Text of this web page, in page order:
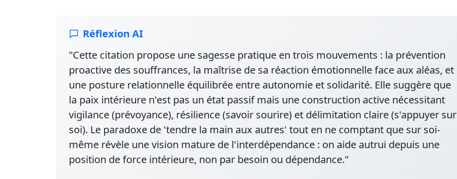
Réflexion AI
"Cette citation propose une sagesse pratique en trois mouvements : la prévention
proactive des souffrances, la maîtrise de sa réaction émotionnelle face aux aléas, et
une posture relationnelle équilibrée entre autonomie et solidarité. Elle suggère que
la paix intérieure n'est pas un état passif mais une construction active nécessitant
vigilance (prévoyance), résilience (savoir sourire) et délimitation claire (s'appuyer sur
soi). Le paradoxe de 'tendre la main aux autres' tout en ne comptant que sur soi-
même révèle une vision mature de l'interdépendance : on aide autrui depuis une
position de force intérieure, non par besoin ou dépendance."